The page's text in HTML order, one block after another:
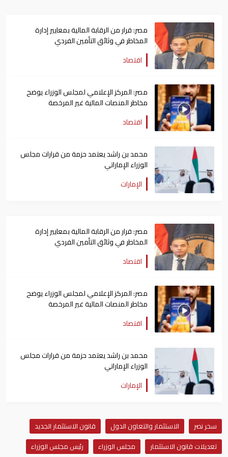
مصر: قرار من الرقابة المالية بمعايير إدارة
المخاطر في وثائق التأمين الفردي
اقتصاد
مصر: المركز الإعلامي لمجلس الوزراء يوضح
مخاطر المنصات المالية غير المرخصة
اقتصاد
محمد بن راشد يعتمد حزمة من قرارات مجلس
الوزراء الإماراتي
الإمارات
مصر: قرار من الرقابة المالية بمعايير إدارة
المخاطر في وثائق التأمين الفردي
اقتصاد
مصر: المركز الإعلامي لمجلس الوزراء يوضح
مخاطر المنصات المالية غير المرخصة
اقتصاد
محمد بن راشد يعتمد حزمة من قرارات مجلس
الوزراء الإماراتي
الإمارات
سحر نصر الاستثمار والتعاون الدول
قانون الاستثمار الجديد
تعديلات قانون الاستثمار
مجلس الوزراء رئيس مجلس الوزراء